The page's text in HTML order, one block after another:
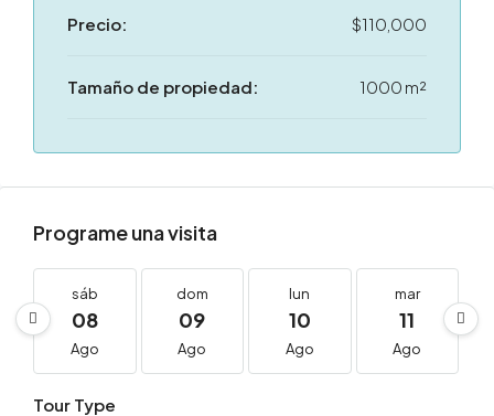
Precio: $110,000
Tamaño de propiedad: 1000 m²
Programe una visita
sáb
08
Ago
dom
09
Ago
lun
10
Ago
mar
11
Ago
Tour Type